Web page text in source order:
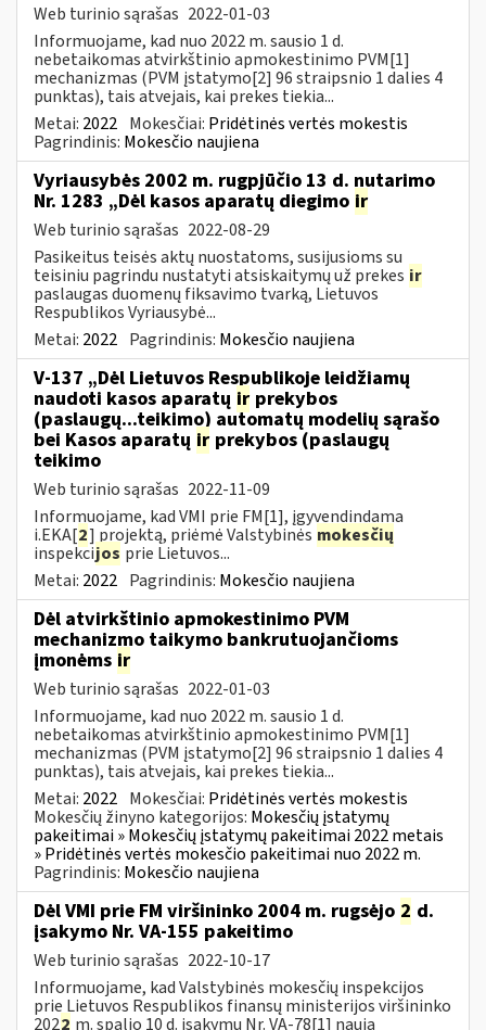
Web turinio sąrašas 2022-01-03
Informuojame, kad nuo 2022 m. sausio 1 d.
nebetaikomas atvirkštinio apmokestinimo PVM[1]
mechanizmas (PVM įstatymo[2] 96 straipsnio 1 dalies 4
punktas), tais atvejais, kai prekes tiekia...
Metai: 2022 Mokesčiai: Pridėtinės vertės mokestis
Pagrindinis: Mokesčio naujiena
Vyriausybės 2002 m. rugpjūčio 13 d. nutarimo
Nr. 1283 „Dėl kasos aparatų diegimo ir
Web turinio sąrašas 2022-08-29
Pasikeitus teisės aktų nuostatoms, susijusioms su
teisiniu pagrindu nustatyti atsiskaitymų už prekes ir
paslaugas duomenų fiksavimo tvarką, Lietuvos
Respublikos Vyriausybė...
Metai: 2022 Pagrindinis: Mokesčio naujiena
V-137 „Dėl Lietuvos Respublikoje leidžiamų
naudoti kasos aparatų ir prekybos
(paslaugų...teikimo) automatų modelių sąrašo
bei Kasos aparatų ir prekybos (paslaugų
teikimo
Web turinio sąrašas 2022-11-09
Informuojame, kad VMI prie FM[1], įgyvendindama
i.EKA[2] projektą, priėmė Valstybinės mokesčių
inspekcijos prie Lietuvos...
Metai: 2022 Pagrindinis: Mokesčio naujiena
Dėl atvirkštinio apmokestinimo PVM
mechanizmo taikymo bankrutuojančioms
įmonėms ir
Web turinio sąrašas 2022-01-03
Informuojame, kad nuo 2022 m. sausio 1 d.
nebetaikomas atvirkštinio apmokestinimo PVM[1]
mechanizmas (PVM įstatymo[2] 96 straipsnio 1 dalies 4
punktas), tais atvejais, kai prekes tiekia...
Metai: 2022 Mokesčiai: Pridėtinės vertės mokestis
Mokesčių žinyno kategorijos: Mokesčių įstatymų
pakeitimai » Mokesčių įstatymų pakeitimai 2022 metais
» Pridėtinės vertės mokesčio pakeitimai nuo 2022 m.
Pagrindinis: Mokesčio naujiena
Dėl VMI prie FM viršininko 2004 m. rugsėjo 2 d.
įsakymo Nr. VA-155 pakeitimo
Web turinio sąrašas 2022-10-17
Informuojame, kad Valstybinės mokesčių inspekcijos
prie Lietuvos Respublikos finansų ministerijos viršininko
2022 m. spalio 10 d. įsakymu Nr. VA-78[1] nauja